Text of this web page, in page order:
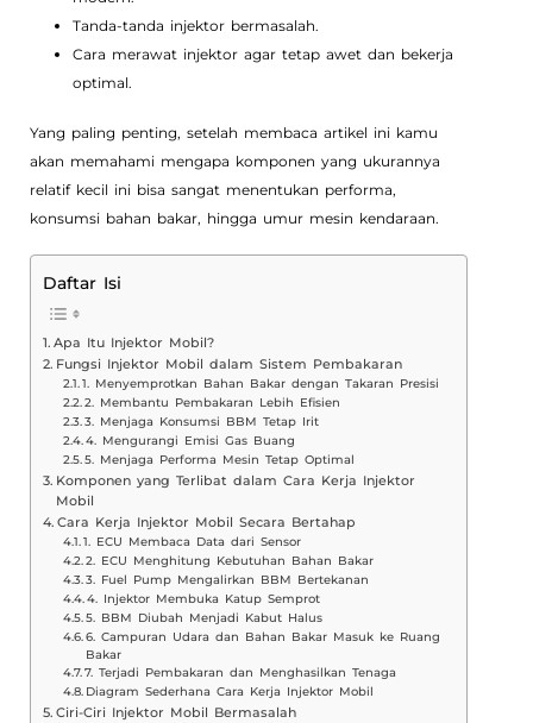
Tanda-tanda injektor bermasalah.
Cara merawat injektor agar tetap awet dan bekerja
optimal.
Yang paling penting, setelah membaca artikel ini kamu
akan memahami mengapa komponen yang ukurannya
relatif kecil ini bisa sangat menentukan performa,
konsumsi bahan bakar, hingga umur mesin kendaraan.
Daftar Isi
Apa Itu Injektor Mobil?
Fungsi Injektor Mobil dalam Sistem Pembakaran
1. Menyemprotkan Bahan Bakar dengan Takaran Presisi
2. Membantu Pembakaran Lebih Efisien
3. Menjaga Konsumsi BBM Tetap Irit
4. Mengurangi Emisi Gas Buang
5. Menjaga Performa Mesin Tetap Optimal
Komponen yang Terlibat dalam Cara Kerja Injektor
Mobil
Cara Kerja Injektor Mobil Secara Bertahap
1. ECU Membaca Data dari Sensor
2. ECU Menghitung Kebutuhan Bahan Bakar
3. Fuel Pump Mengalirkan BBM Bertekanan
4. Injektor Membuka Katup Semprot
5. BBM Diubah Menjadi Kabut Halus
6. Campuran Udara dan Bahan Bakar Masuk ke Ruang
Bakar
7. Terjadi Pembakaran dan Menghasilkan Tenaga
Diagram Sederhana Cara Kerja Injektor Mobil
Ciri-Ciri Injektor Mobil Bermasalah